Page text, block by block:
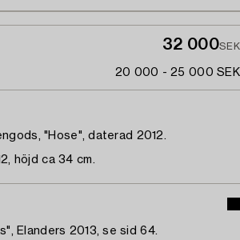
32 000SEK
20 000 - 25 000 SEK
"Hose", daterad 2012.
höjd ca 34 cm.
Elanders 2013, se sid 64.